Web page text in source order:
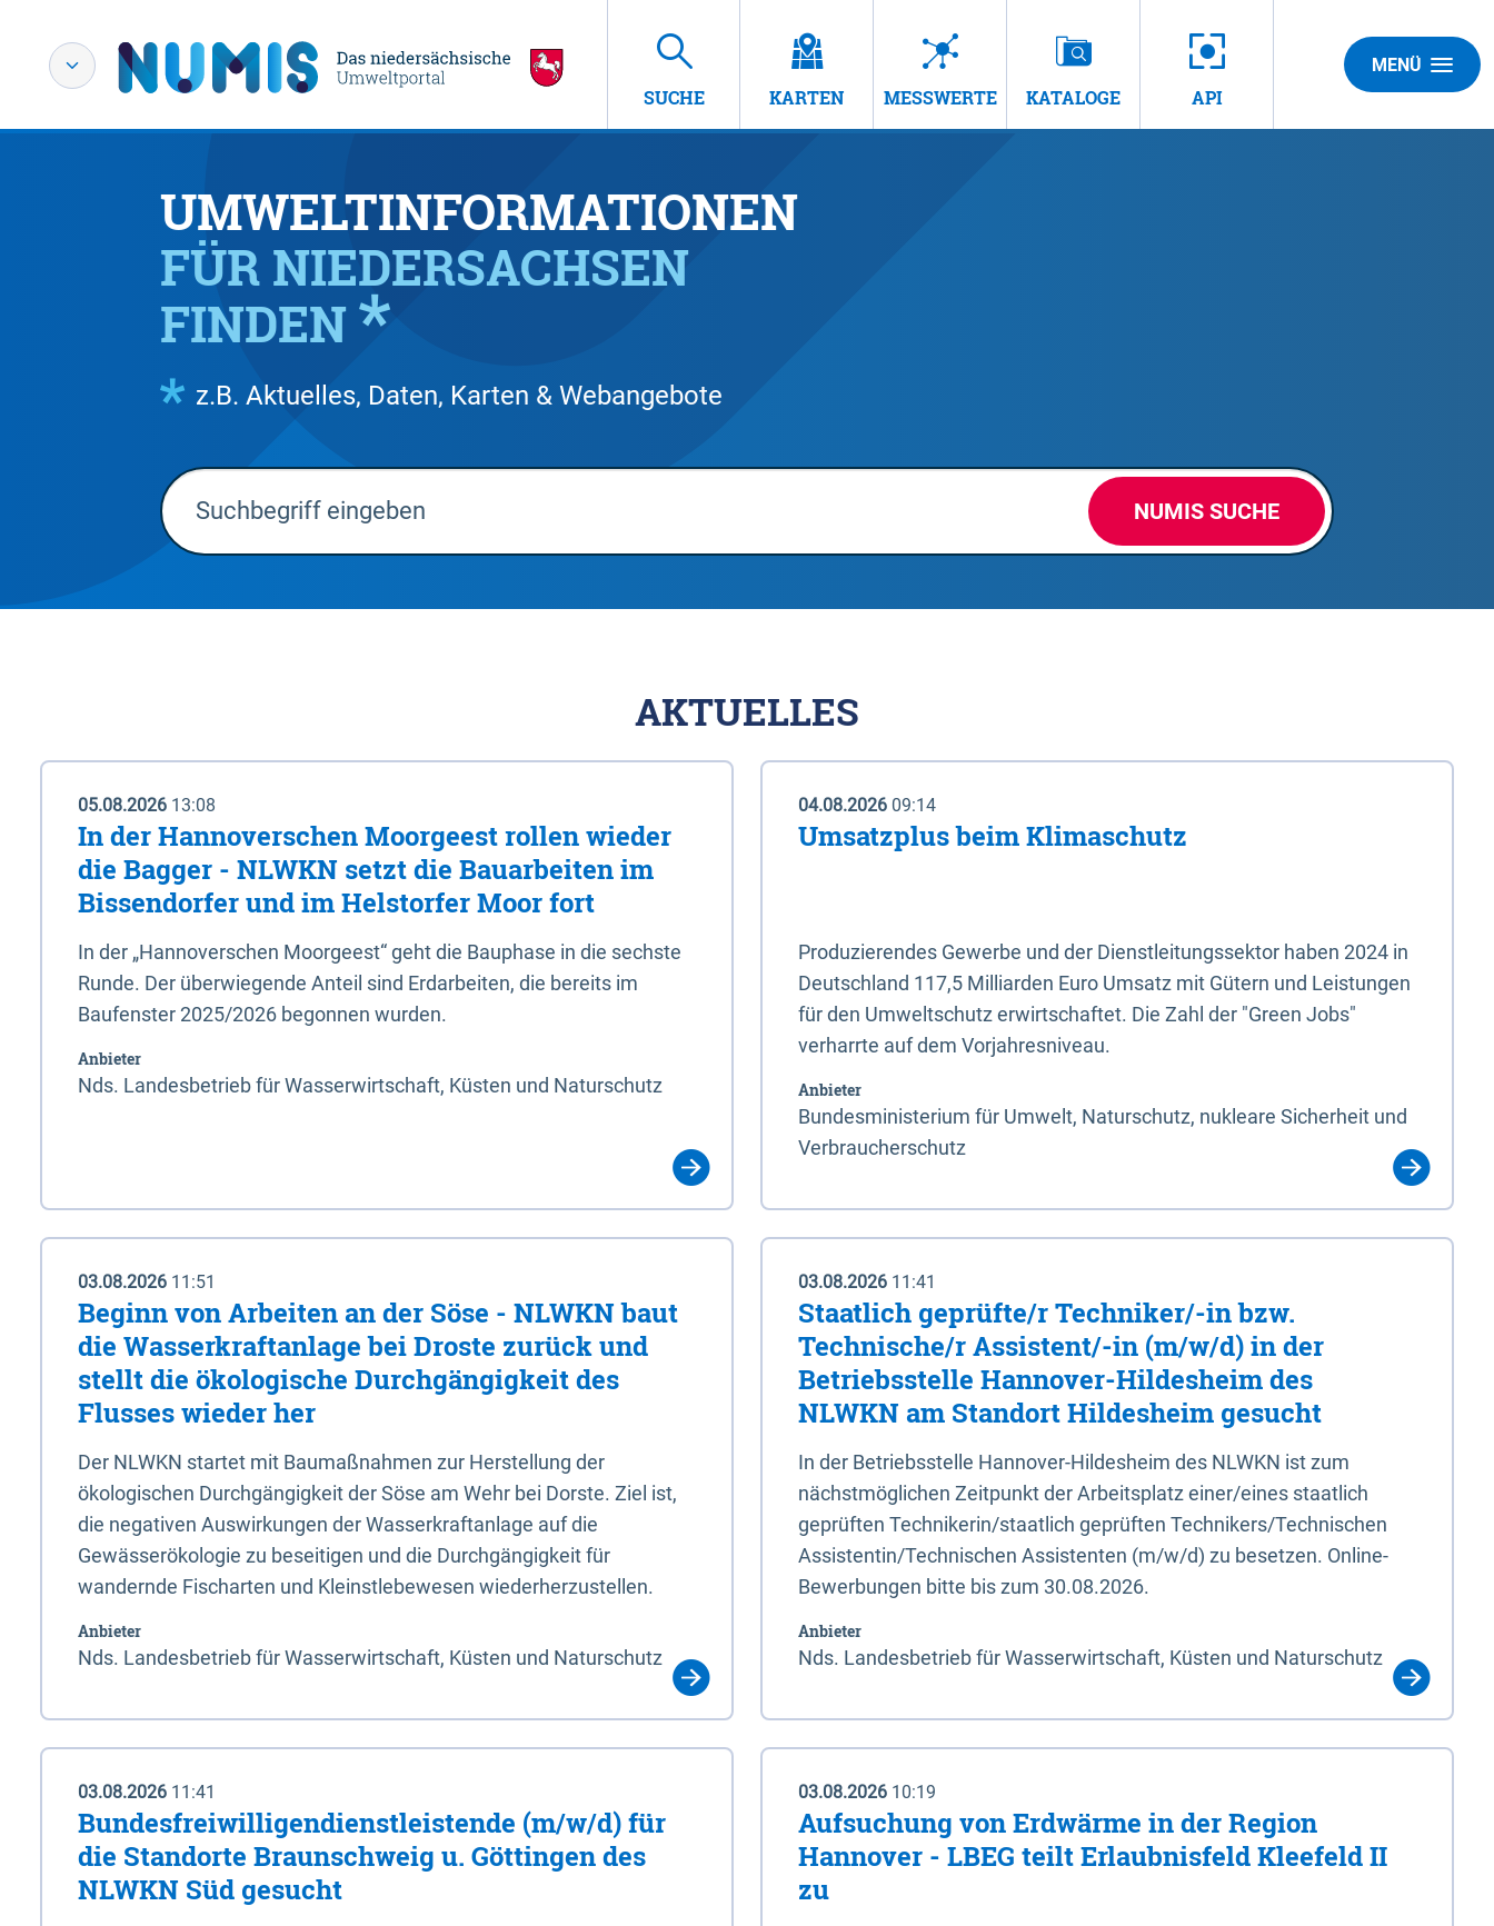
SUCHE KARTEN MESSWERTE KATALOGE API
MENÜ
UMWELTINFORMATIONEN
FÜR NIEDERSACHSEN
FINDEN
z.B. Aktuelles, Daten, Karten & Webangebote
NUMIS SUCHE
AKTUELLES
05.08.2026 13:08
In der Hannoverschen Moorgeest rollen wieder
die Bagger - NLWKN setzt die Bauarbeiten im
Bissendorfer und im Helstorfer Moor fort
In der „Hannoverschen Moorgeest“ geht die Bauphase in die sechste
Runde. Der überwiegende Anteil sind Erdarbeiten, die bereits im
Baufenster 2025/2026 begonnen wurden.
Anbieter
Nds. Landesbetrieb für Wasserwirtschaft, Küsten und Naturschutz
04.08.2026 09:14
Umsatzplus beim Klimaschutz
Produzierendes Gewerbe und der Dienstleitungssektor haben 2024 in
Deutschland 117,5 Milliarden Euro Umsatz mit Gütern und Leistungen
für den Umweltschutz erwirtschaftet. Die Zahl der "Green Jobs"
verharrte auf dem Vorjahresniveau.
Anbieter
Bundesministerium für Umwelt, Naturschutz, nukleare Sicherheit und
Verbraucherschutz
03.08.2026 11:51
Beginn von Arbeiten an der Söse - NLWKN baut
die Wasserkraftanlage bei Droste zurück und
stellt die ökologische Durchgängigkeit des
Flusses wieder her
Der NLWKN startet mit Baumaßnahmen zur Herstellung der
ökologischen Durchgängigkeit der Söse am Wehr bei Dorste. Ziel ist,
die negativen Auswirkungen der Wasserkraftanlage auf die
Gewässerökologie zu beseitigen und die Durchgängigkeit für
wandernde Fischarten und Kleinstlebewesen wiederherzustellen.
Anbieter
Nds. Landesbetrieb für Wasserwirtschaft, Küsten und Naturschutz
03.08.2026 11:41
Staatlich geprüfte/r Techniker/-in bzw.
Technische/r Assistent/-in (m/w/d) in der
Betriebsstelle Hannover-Hildesheim des
NLWKN am Standort Hildesheim gesucht
In der Betriebsstelle Hannover-Hildesheim des NLWKN ist zum
nächstmöglichen Zeitpunkt der Arbeitsplatz einer/eines staatlich
geprüften Technikerin/staatlich geprüften Technikers/Technischen
Assistentin/Technischen Assistenten (m/w/d) zu besetzen. Online-
Bewerbungen bitte bis zum 30.08.2026.
Anbieter
Nds. Landesbetrieb für Wasserwirtschaft, Küsten und Naturschutz
03.08.2026 11:41
Bundesfreiwilligendienstleistende (m/w/d) für
die Standorte Braunschweig u. Göttingen des
NLWKN Süd gesucht
03.08.2026 10:19
Aufsuchung von Erdwärme in der Region
Hannover - LBEG teilt Erlaubnisfeld Kleefeld II
zu